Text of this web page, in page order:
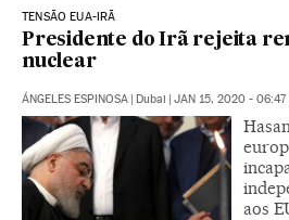
TENSÃO EUA-IRÃ
Presidente do Irã rejeita
nuclear
ÁNGELES ESPINOSA | Dubai | JAN 15, 2020 - 06:47
aos